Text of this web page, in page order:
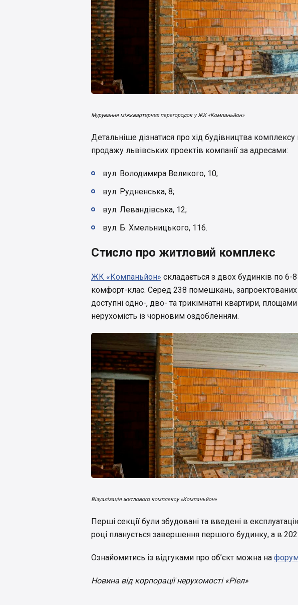
Мурування міжквартирних перегородок у ЖК «Компаньйон»
Детальніше дізнатися про хід будівництва
продажу львівських проектів компанії за адресами:
вул. Володимира Великого, 10;
вул. Рудненська, 8;
вул. Левандівська, 12;
вул. Б. Хмельницького, 116.
Стисло про житловий комплекс
ЖК «Компаньйон» складається з двох будинків по 6-
комфорт-клас. Серед 238 помешкань, запроектованих
доступні одно-, дво- та трикімнатні квартири,
нерухомість із чорновим оздобленням.
Візуалізація житлового комплексу «Компаньйон»
Перші секції були збудовані та введені в
році планується завершення першого будинку, а в
Ознайомитись із відгуками про об’єкт можна на
Новина від корпорації нерухомості «Ріел»